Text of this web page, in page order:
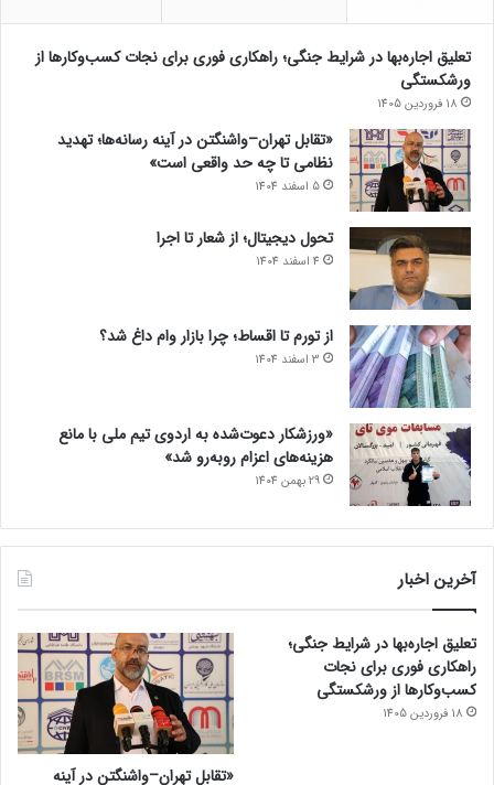
تعلیق اجاره‌بها در شرایط جنگی؛ راهکاری فوری برای نجات کسب‌وکارها از
ورشکستگی
18 فروردین 1405
«تقابل تهران–واشنگتن در آینه رسانه‌ها؛ تهدید
نظامی تا چه حد واقعی است»
5 اسفند 1404
تحول دیجیتال؛ از شعار تا اجرا
4 اسفند 1404
از تورم تا اقساط؛ چرا بازار وام داغ شد؟
3 اسفند 1404
«ورزشکار دعوت‌شده به اردوی تیم ملی با مانع
هزینه‌های اعزام روبه‌رو شد»
29 بهمن 1404
آخرین اخبار
تعلیق اجاره‌بها در شرایط جنگی؛
راهکاری فوری برای نجات
کسب‌وکارها از ورشکستگی
18 فروردین 1405
«تقابل تهران–واشنگتن در آینه